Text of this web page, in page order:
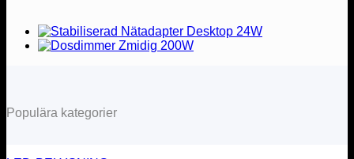
Populära kategorier